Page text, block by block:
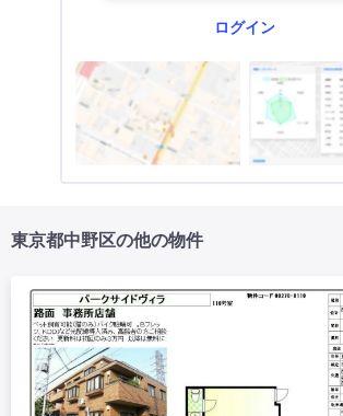
ログイン
東京都中野区の他の物件